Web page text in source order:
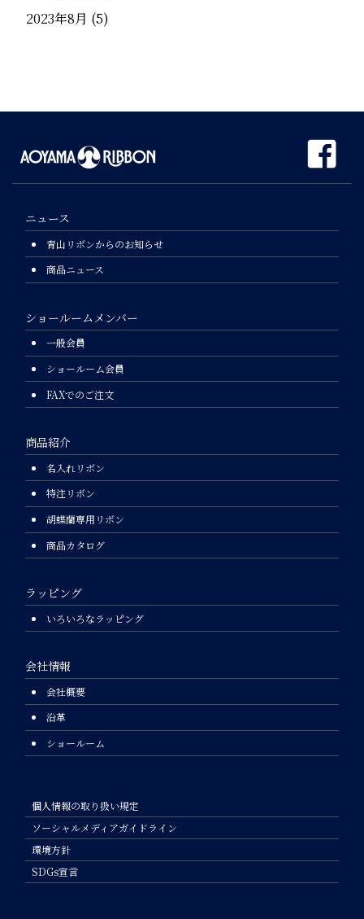
2023年8月 (5)
ニュース
青山リボンからのお知らせ
商品ニュース
ショールームメンバー
一般会員
ショールーム会員
FAXでのご注文
商品紹介
名入れリボン
特注リボン
胡蝶蘭専用リボン
商品カタログ
ラッピング
いろいろなラッピング
会社情報
会社概要
沿革
ショールーム
個人情報の取り扱い規定
ソーシャルメディアガイドライン
環境方針
SDGs宣言